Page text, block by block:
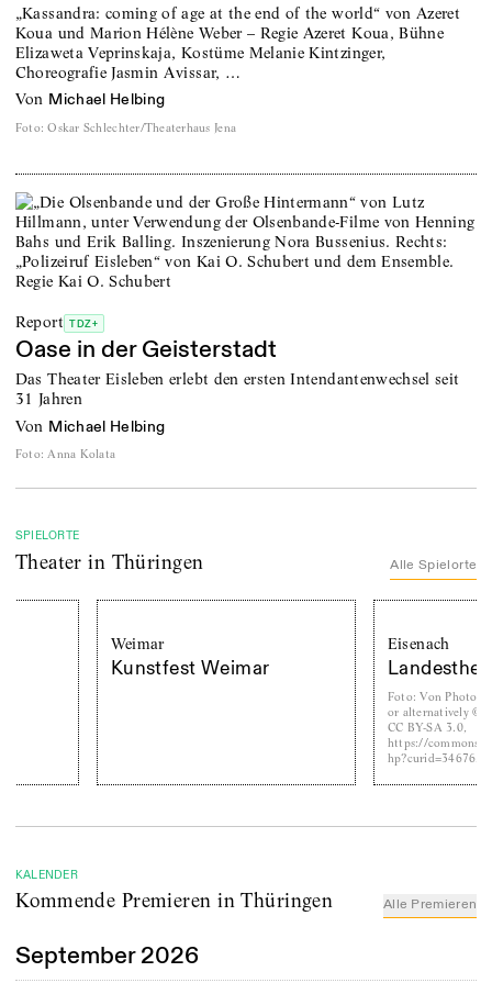
„Kassandra: coming of age at the end of the world“ von Azeret
Koua und Marion Hélène Weber – Regie Azeret Koua, Bühne
Elizaweta Veprinskaja, Kostüme Melanie Kintzinger,
Choreografie Jasmin Avissar, …
von Michael Helbing
Foto: Oskar Schlechter/Theaterhaus Jena
Report TDZ+
Oase in der Geisterstadt
Das Theater Eisleben erlebt den ersten Intendantenwechsel seit
31 Jahren
von Michael Helbing
Foto: Anna Kolata
SPIELORTE
Theaterin Thüringen Alle Spielorte
Weimar
Kunstfest Weimar
Eisenach
Landestheater
Von Photo by CEphoto,
or alternatively © CEphoto,
CC BY-SA 3.0,
https://
hp?curid=34676559
KALENDER
Kommende Premieren in Thüringen Alle Premieren
September 2026